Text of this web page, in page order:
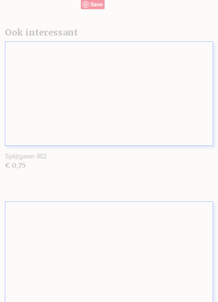
Save
Ook interessant
Splijtgaren 902
€ 0,75